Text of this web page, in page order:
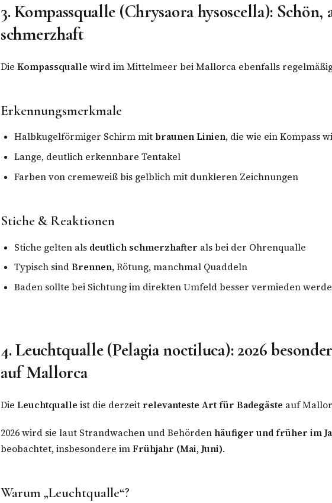
3. Kompassqualle (Chrysaora hysoscella): Schön,
schmerzhaft
Die Kompassqualle wird im Mittelmeer bei Mallorca ebenfalls
Erkennungsmerkmale
Halbkugelförmiger Schirm mitbraunen Linien, die wie ein Kompass
Lange, deutlich erkennbare Tentakel
Farben von cremeweiß bis gelblich mit dunkleren Zeichnungen
Stiche & Reaktionen
Stiche gelten als deutlich schmerzhafter als bei der Ohrenqualle
Typisch sindBrennen, Rötung, manchmal Quaddeln
Baden sollte bei Sichtung im direkten Umfeld besser vermieden
4. Leuchtqualle (Pelagia noctiluca): 2026
auf Mallorca
Die Leuchtqualle ist die derzeit relevanteste Art für Badegäste auf
2026 wird sie laut Strandwachen und Behördenhäufiger und früher im
beobachtet, insbesondere imFrühjahr (Mai, Juni).
Warum „Leuchtqualle“?